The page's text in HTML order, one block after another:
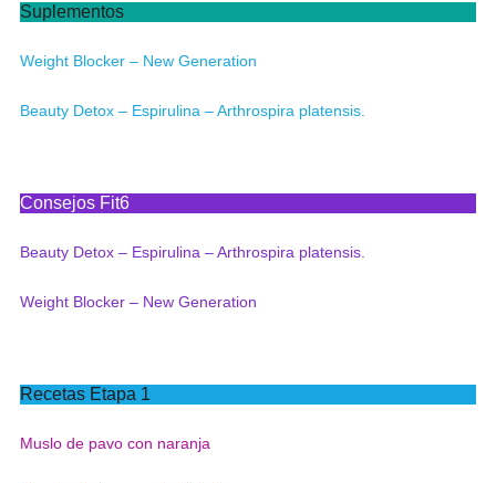
Suplementos
Weight Blocker – New Generation
Beauty Detox – Espirulina – Arthrospira platensis.
Consejos Fit6
Beauty Detox – Espirulina – Arthrospira platensis.
Weight Blocker – New Generation
Recetas Etapa 1
Muslo de pavo con naranja